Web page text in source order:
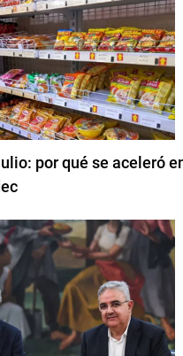
por qué se aceleró